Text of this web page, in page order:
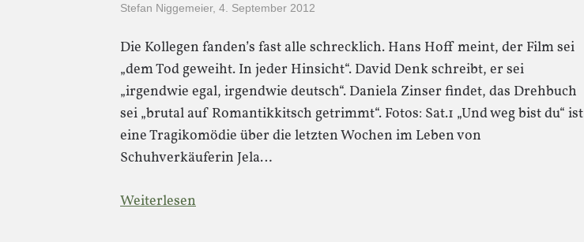
Stefan Niggemeier, 4. September 2012
Die Kollegen fanden’s fast alle schrecklich. Hans Hoff meint, der Film sei
„dem Tod geweiht. In jeder Hinsicht“. David Denk schreibt, er sei
„irgendwie egal, irgendwie deutsch“. Daniela Zinser findet, das Drehbuch
sei „brutal auf Romantikkitsch getrimmt“. Fotos: Sat.1 „Und weg bist du“ ist
eine Tragikomödie über die letzten Wochen im Leben von
Schuhverkäuferin Jela…
Weiterlesen